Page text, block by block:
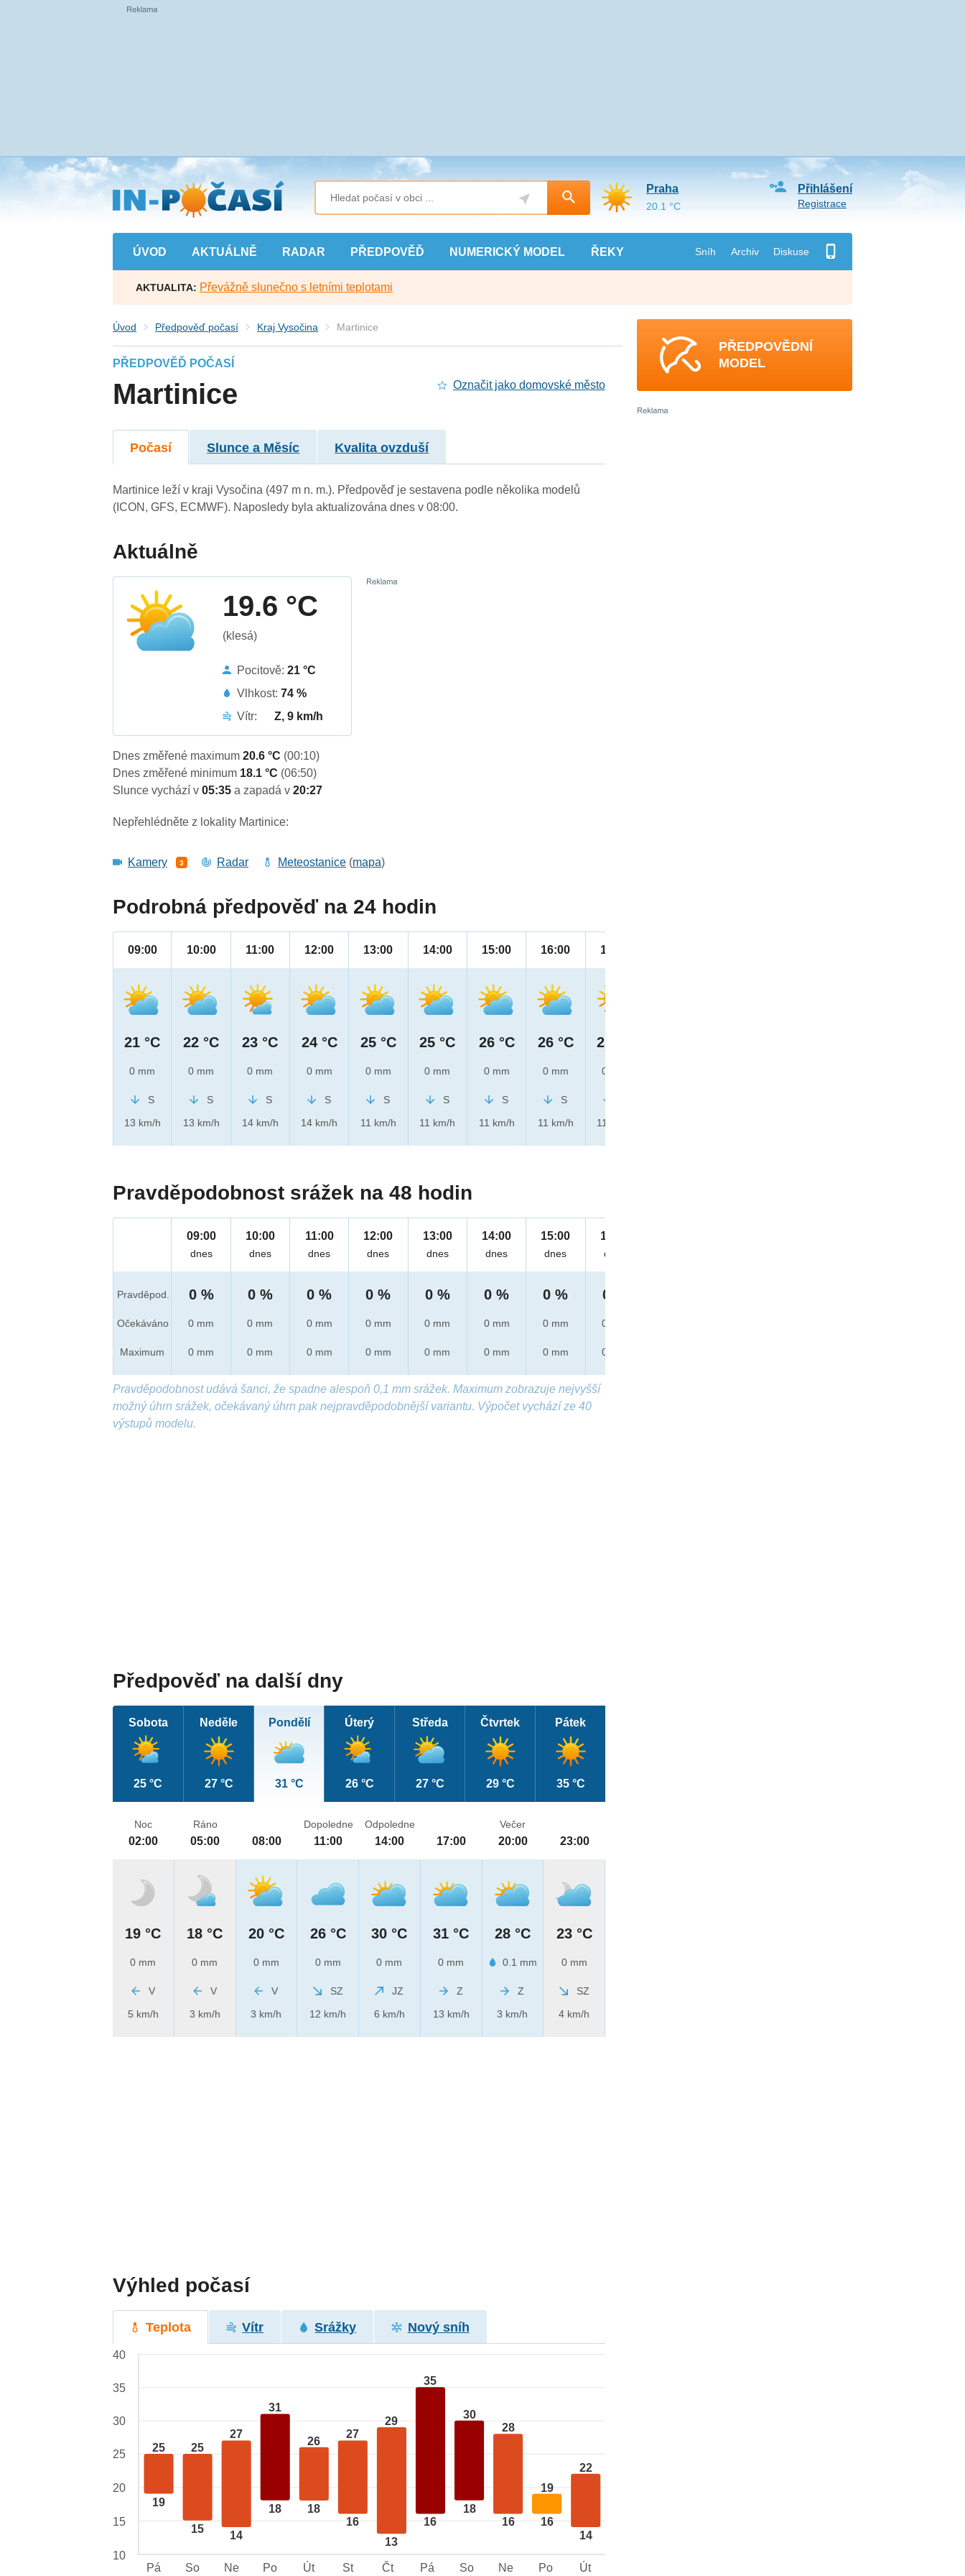
Přejít
na
hlavní
obsah
ÚVOD AKTUÁLNĚ RADAR PŘEDPOVĚĎ NUMERICKÝ MODEL ŘEKY Sníh Archiv Diskuse
Přihlášení
Registrace
Praha
20.1 °C
AKTUALITA: Převážně slunečno s letními teplotami
Úvod Předpověď počasí Kraj Vysočina Martinice
PŘEDPOVĚĎ POČASÍ
Martinice Označit jako domovské město
Počasí Slunce a Měsíc Kvalita ovzduší
Martinice leží v kraji Vysočina (497 m n. m.). Předpověď je sestavena podle několika modelů
(ICON, GFS, ECMWF). Naposledy byla aktualizována dnes v 08:00.
Aktuálně
19.6 °C
(klesá)
Pocitově:21 °C
Vlhkost:74 %
Vítr:
Z, 9 km/h
Dnes změřené maximum20.6 °C (00:10)
Dnes změřené minimum 18.1 °C (06:50)
Slunce vychází v05:35a zapadá v20:27
Nepřehlédněte z lokality Martinice:
Kamery 3 Radar Meteostanice (mapa)
Podrobná předpověď na 24 hodin
09:00
21 °C
0 mm
S
13 km/h
10:00
22 °C
0 mm
S
13 km/h
11:00
23 °C
0 mm
S
14 km/h
12:00
24 °C
0 mm
S
14 km/h
13:00
25 °C
0 mm
S
11 km/h
14:00
25 °C
0 mm
S
11 km/h
15:00
26 °C
0 mm
S
11 km/h
16:00
26 °C
0 mm
S
11 km/h
17:00
25 °C
0 mm
11 km/h
Pravděpodobnost srážek na 48 hodin
Pravděpod.
Očekáváno
Maximum
09:00
dnes
0 %
0 mm
0 mm
10:00
dnes
0 %
0 mm
0 mm
11:00
dnes
0 %
0 mm
0 mm
12:00
dnes
0 %
0 mm
0 mm
13:00
dnes
0 %
0 mm
0 mm
14:00
dnes
0 %
0 mm
0 mm
15:00
dnes
0 %
0 mm
0 mm
16:00
dnes
0 %
0 mm
0 mm
Pravděpodobnost udává šanci, že spadne alespoň 0,1 mm srážek. Maximum zobrazuje nejvyšší
možný úhrn srážek, očekávaný úhrn pak nejpravděpodobnější variantu. Výpočet vychází ze 40
výstupů modelu.
Předpověď na další dny
Sobota
25 °C
Neděle
27 °C
Pondělí
31 °C
Úterý
26 °C
Středa
27 °C
Čtvrtek
29 °C
Pátek
35 °C
Noc
02:00
19 °C
0 mm
V
5 km/h
Ráno
05:00
18 °C
0 mm
V
3 km/h
08:00
20 °C
0 mm
V
3 km/h
Dopoledne
11:00
26 °C
0 mm
SZ
12 km/h
Odpoledne
14:00
30 °C
0 mm
JZ
6 km/h
17:00
31 °C
0 mm
Z
13 km/h
Večer
20:00
28 °C
0.1 mm
Z
3 km/h
23:00
23 °C
0 mm
SZ
4 km/h
Výhled počasí
Teplota Vítr Srážky Nový sníh
25
19
25
15
27
14
31
18
26
18
27
16
29
13
35
16
30
18
28
16
19
16
22
14
40
35
30
25
20
15
10
Pá
So Ne Po Út St Čt Pá So Ne Po Út
PŘEDPOVĚDNÍ
MODEL